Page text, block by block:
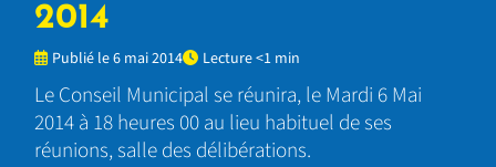
2014
Publié le 6 mai 2014 Lecture <1 min
Le Conseil Municipal se réunira, le Mardi 6 Mai
2014 à 18 heures 00 au lieu habituel de ses
réunions, salle des délibérations.